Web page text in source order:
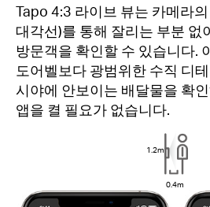
Tapo 4:3 라이브 뷰는 카메라
대각선)를 통해 잘리는 부분 없
방문객을 확인할 수 있습니다.
도어벨보다 광범위한 수직 디
시야에 안보이는 배달물을 확
앱을 켤 필요가 없습니다.
1.2m
0.4m